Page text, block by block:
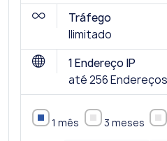
Tráfego
Ilimitado
1 Endereço IP
até 256 Endereços
1 mês 3 meses